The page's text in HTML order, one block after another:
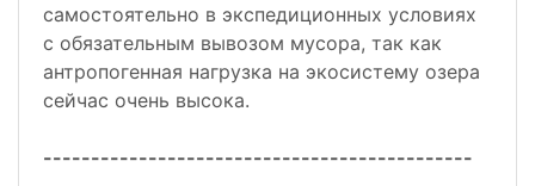
самостоятельно в экспедиционных условиях
с обязательным вывозом мусора, так как
антропогенная нагрузка на экосистему озера
сейчас очень высока.
---------------------------------------------